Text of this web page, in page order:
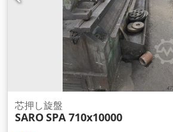
芯押し旋盤
SAROSPA 710x10000